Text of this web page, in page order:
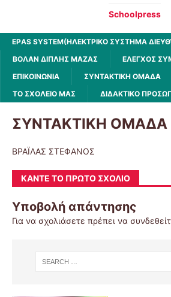
Schoolpress
EPΑS SYSTEM(ΗΛΕΚΤΡΙΚΟ ΣΥΣΤΗΜΑ
ΒΟΛΆΝ ΔΙΠΛΉΣ ΜΆΖΑΣ
ΈΛΕΓΧΟΣ
ΕΠΙΚΟΙΝΩΝΙΑ
ΣΥΝΤΑΚΤΙΚΗ ΟΜΑΔΑ
ΤΟ ΣΧΟΛΕΙΟ ΜΑΣ
ΔΙΔΑΚΤΙΚΟ
ΣΥΝΤΑΚΤΙΚΗ ΟΜΑΔΑ
ΒΡΑΪΛΑΣ ΣΤΕΦΑΝΟΣ
ΚΆΝΤΕ ΤΟ ΠΡΏΤΟ ΣΧΌΛΙΟ
Υποβολή απάντησης
Για να σχολιάσετε πρέπει να